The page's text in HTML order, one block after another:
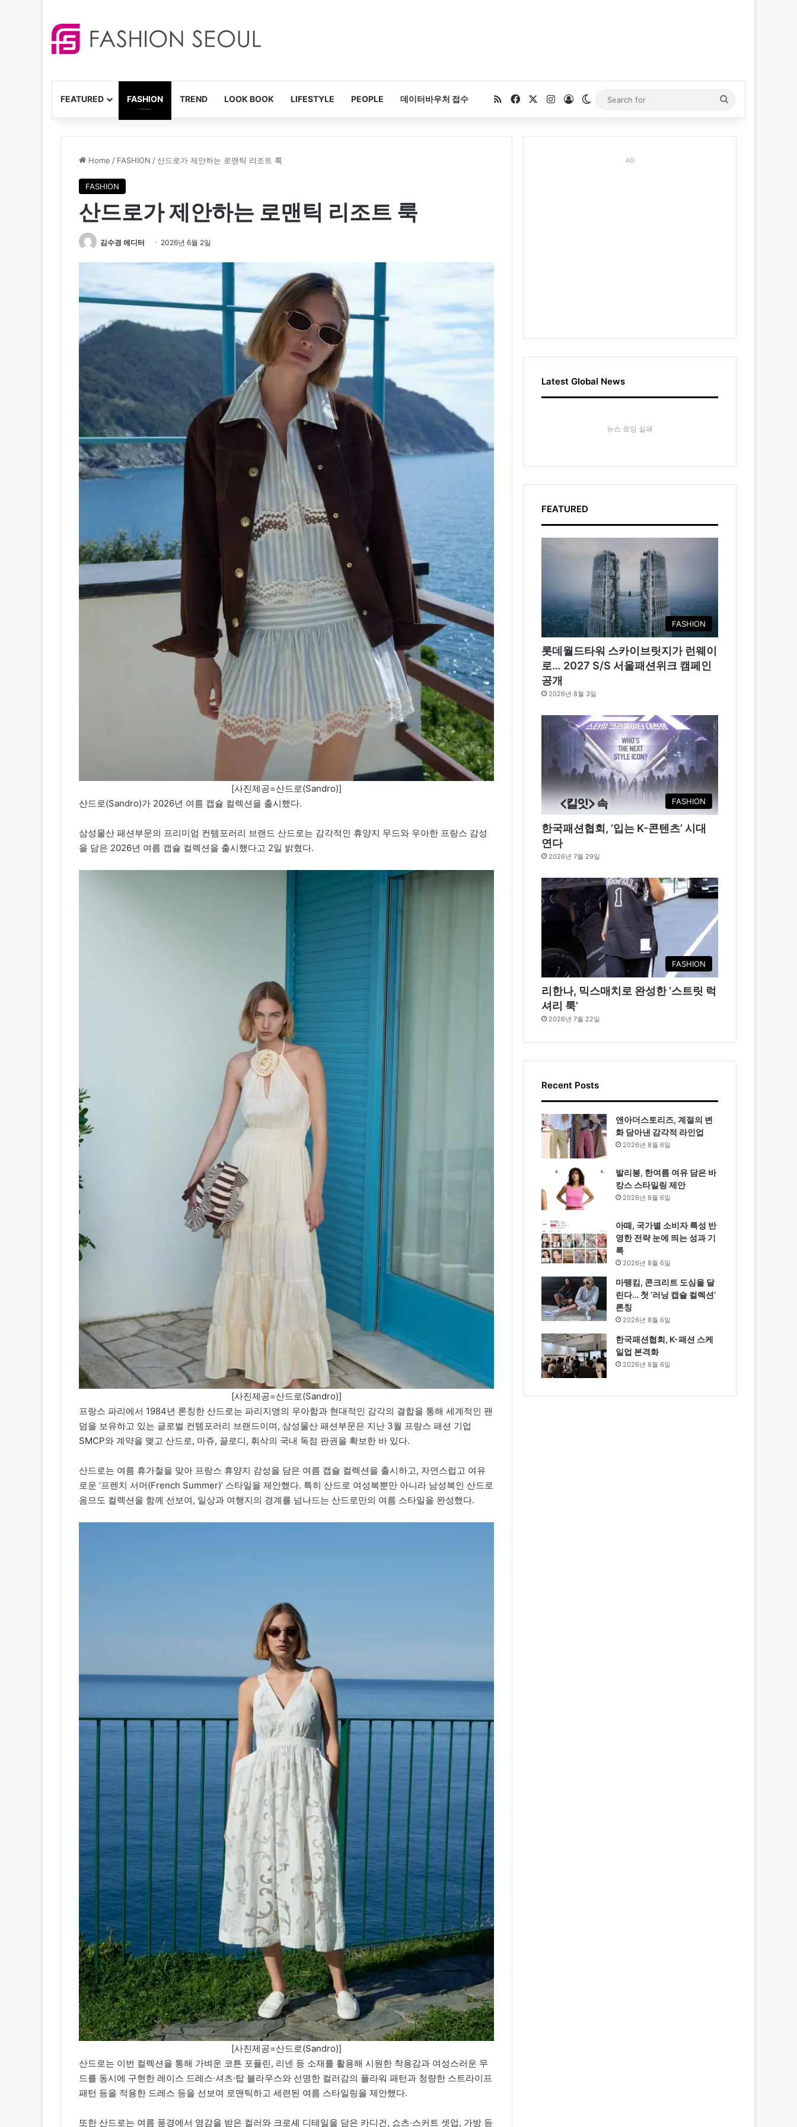
FEATURED FASHION TREND LOOK BOOK LIFESTYLE PEOPLE 데이터바우처 접수 RSSFacebookInstagram
Log InSwitch skin
for
Home / FASHION /산드로가 제안하는 로맨틱 리조트 룩
FASHION
산드로가 제안하는 로맨틱 리조트 룩
김수경 에디터 2026년 6월 2일
[사진제공=산드로(Sandro)]
산드로(Sandro)가 2026년 여름 캡슐 컬렉션을 출시했다.
삼성물산 패션부문의 프리미엄 컨템포러리 브랜드 산드로는 감각적인 휴양지 무드와 우아한 프랑스 감성
을 담은 2026년 여름 캡슐 컬렉션을 출시했다고 2일 밝혔다.
[사진제공=산드로(Sandro)]
프랑스 파리에서 1984년 론칭한 산드로는 파리지앵의 우아함과 현대적인 감각의 결합을 통해 세계적인 팬
덤을 보유하고 있는 글로벌 컨템포러리 브랜드이며, 삼성물산 패션부문은 지난 3월 프랑스 패션 기업
SMCP와 계약을 맺고 산드로, 마쥬, 끌로디, 휘삭의 국내 독점 판권을 확보한 바 있다.
산드로는 여름 휴가철을 맞아 프랑스 휴양지 감성을 담은 여름 캡슐 컬렉션을 출시하고, 자연스럽고 여유
로운 ‘프렌치 서머(French Summer)’ 스타일을 제안했다. 특히 산드로 여성복뿐만 아니라 남성복인 산드로
옴므도 컬렉션을 함께 선보여, 일상과 여행지의 경계를 넘나드는 산드로만의 여름 스타일을 완성했다.
[사진제공=산드로(Sandro)]
산드로는 이번 컬렉션을 통해 가벼운 코튼 포플린, 리넨 등 소재를 활용해 시원한 착용감과 여성스러운 무
드를 동시에 구현한 레이스 드레스∙셔츠∙탑 블라우스와 선명한 컬러감의 플라워 패턴과 청량한 스트라이프
패턴 등을 적용한 드레스 등을 선보여 로맨틱하고 세련된 여름 스타일링을 제안했다.
또한 산드로는 여름 풍경에서 영감을 받은 컬러와 크로셰 디테일을 담은 카디건, 쇼츠∙스커트 셋업, 가방 등
AD
Latest Global News
뉴스 로딩 실패
FEATURED
FASHION
롯데월드타워 스카이브릿지가 런웨이
로… 2027 S/S 서울패션위크 캠페인
공개
2026년 8월 3일
FASHION
한국패션협회, ‘입는 K-콘텐츠’ 시대
연다
2026년 7월 29일
FASHION
리한나, 믹스매치로 완성한 ‘스트릿 럭
셔리 룩’
2026년 7월 22일
Recent Posts
앤아더스토리즈, 계절의 변
화 담아낸 감각적 라인업
2026년 8월 6일
발리봉, 한여름 여유 담은 바
캉스 스타일링 제안
2026년 8월 6일
아떼, 국가별 소비자 특성 반
영한 전략 눈에 띄는 성과 기
록
2026년 8월 6일
마뗑킴, 콘크리트 도심을 달
린다… 첫 ‘러닝 캡슐 컬렉션’
론칭
2026년 8월 6일
한국패션협회, K-패션 스케
일업 본격화
2026년 8월 6일